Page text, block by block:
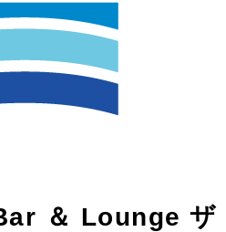
＆ Lounge ザ